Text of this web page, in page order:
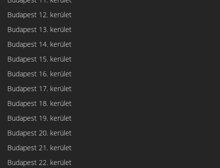
Budapest 12. kerület
Budapest 13. kerület
Budapest 14. kerület
Budapest 15. kerület
Budapest 16. kerület
Budapest 17. kerület
Budapest 18. kerület
Budapest 19. kerület
Budapest 20. kerület
Budapest 21. kerület
Budapest 22. kerület